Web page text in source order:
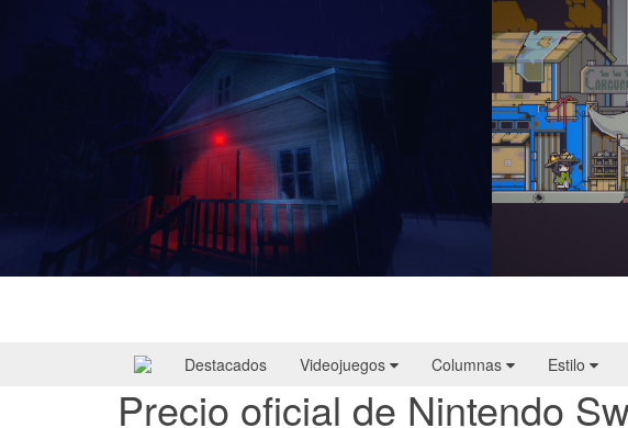
Destacados Videojuegos Columnas Estilo
Precio oficial de Nintendo